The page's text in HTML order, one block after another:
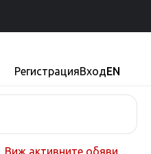
РегистрацияВходEN
Виж активните обяви